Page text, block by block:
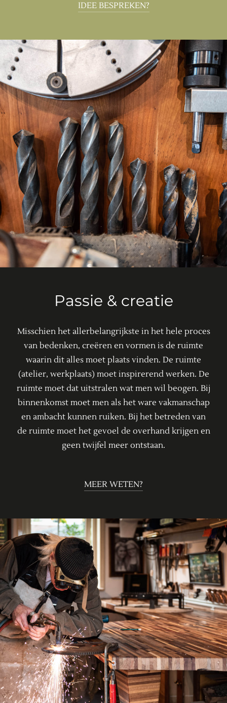
IDEE BESPREKEN?
Passie & creatie
Misschien het allerbelangrijkste in het hele proces
van bedenken, creëren en vormen is de ruimte
waarin dit alles moet plaats vinden. De ruimte
(atelier, werkplaats) moet inspirerend werken. De
ruimte moet dat uitstralen wat men wil beogen. Bij
binnenkomst moet men als het ware vakmanschap
en ambacht kunnen ruiken. Bij het betreden van
de ruimte moet het gevoel de overhand krijgen en
geen twijfel meer ontstaan.
MEER WETEN?